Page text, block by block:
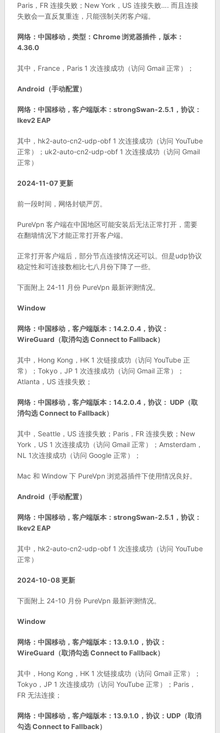
Paris，FR 连接失败；New York，US 连接失败…. 而且连接
失败会一直反复重连，只能强制关闭客户端。
网络：中国移动，类型：Chrome 浏览器插件，版本：
4.36.0
其中，France，Paris 1 次连接成功（访问 Gmail 正常）；
Android（手动配置）
网络：中国移动，客户端版本：strongSwan-2.5.1，协议：
Ikev2 EAP
其中，hk2-auto-cn2-udp-obf 1 次连接成功（访问 YouTube
正常）；uk2-auto-cn2-udp-obf 1 次连接成功（访问 Gmail
正常）
2024-11-07 更新
前一段时间，网络封锁严厉。
PureVpn 客户端在中国地区可能安装后无法正常打开，需要
在翻墙情况下才能正常打开客户端。
正常打开客户端后，部分节点连接情况还可以。但是udp协议
稳定性和可连接数相比七八月份下降了一些。
下面附上 24-11 月份 PureVpn 最新评测情况。
Window
网络：中国移动，客户端版本：14.2.0.4，协议：
WireGuard（取消勾选 Connect to Fallback）
其中，Hong Kong，HK 1 次链接成功（访问 YouTube 正
常）；Tokyo，JP 1 次连接成功（访问 Gmail 正常）；
Atlanta，US 连接失败；
网络：中国移动，客户端版本：14.2.0.4，协议： UDP（取
消勾选 Connect to Fallback）
其中，Seattle，US 连接失败；Paris，FR 连接失败；New
York，US 1 次连接成功（访问 Gmail 正常）；Amsterdam，
NL 1次连接成功（访问 Google 正常）；
Mac 和 Window 下 PureVpn 浏览器插件下使用情况良好。
Android（手动配置）
网络：中国移动，客户端版本：strongSwan-2.5.1，协议：
Ikev2 EAP
其中，hk2-auto-cn2-udp-obf 1 次连接成功（访问 YouTube
正常）
2024-10-08 更新
下面附上 24-10 月份 PureVpn 最新评测情况。
Window
网络：中国移动，客户端版本：13.9.1.0，协议：
WireGuard（取消勾选 Connect to Fallback）
其中，Hong Kong，HK 1 次链接成功（访问 Gmail 正常）；
Tokyo，JP 1 次连接成功（访问 YouTube 正常）；Paris，
FR 无法连接；
网络：中国移动，客户端版本：13.9.1.0，协议：UDP（取消
勾选 Connect to Fallback）